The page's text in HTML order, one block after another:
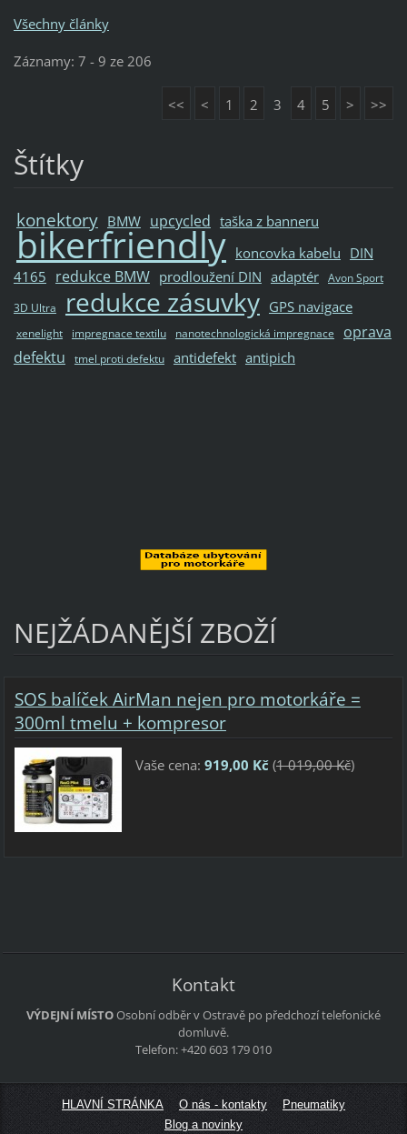
Všechny články
Záznamy: 7 - 9 ze 206
<< < 1 2 3 4 5 > >>
Štítky
konektory BMW upcycled taška z banneru
bikerfriendly koncovka kabelu DIN
4165 redukce BMW prodloužení DIN adaptér Avon Sport
3D Ultra
redukce zásuvky GPS navigace
xenelight impregnace textilu nanotechnologická impregnace
oprava
defektu
tmel proti defektu antidefekt antipich
NEJŽÁDANĚJŠÍ ZBOŽÍ
SOS balíček AirMan nejen pro motorkáře =
300ml tmelu + kompresor
Vaše cena: 919,00 Kč(1 019,00 Kč)
Kontakt
VÝDEJNÍ MÍSTOOsobní odběr v Ostravě po předchozí telefonické
domluvě.
Telefon: +420 603 179 010
HLAVNÍ STRÁNKA O nás - kontakty
Pneumatiky
Blog a novinky